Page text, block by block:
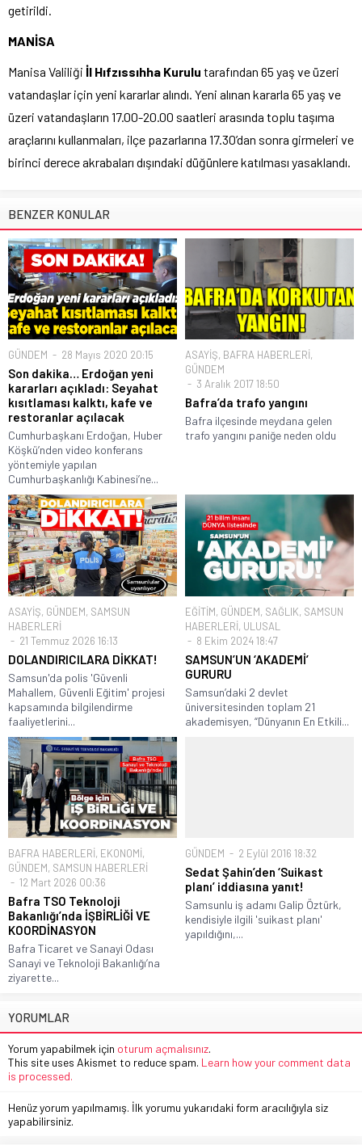
getirildi.
MANİSA
Manisa Valiliği İl Hıfzıssıhha Kurulu tarafından 65 yaş ve üzeri
vatandaşlar için yeni kararlar alındı. Yeni alınan kararla 65 yaş ve
üzeri vatandaşların 17.00-20.00 saatleri arasında toplu taşıma
araçlarını kullanmaları, ilçe pazarlarına 17.30’dan sonra girmeleri ve
birinci derece akrabaları dışındaki düğünlere katılması yasaklandı.
BENZER KONULAR
GÜNDEM 28 Mayıs 2020 20:15
Son dakika… Erdoğan yeni
kararları açıkladı: Seyahat
kısıtlaması kalktı, kafe ve
restoranlar açılacak
Cumhurbaşkanı Erdoğan, Huber
Köşkü’nden video konferans
yöntemiyle yapılan
Cumhurbaşkanlığı Kabinesi’ne...
ASAYİŞ, BAFRA HABERLERİ,
GÜNDEM
3 Aralık 2017 18:50
Bafra’da trafo yangını
Bafra ilçesinde meydana gelen
trafo yangını paniğe neden oldu
ASAYİŞ, GÜNDEM, SAMSUN
HABERLERİ
21 Temmuz 2026 16:13
DOLANDIRICILARA DİKKAT!
Samsun'da polis 'Güvenli
Mahallem, Güvenli Eğitim' projesi
kapsamında bilgilendirme
faaliyetlerini...
EĞİTİM, GÜNDEM, SAĞLIK, SAMSUN
HABERLERİ, ULUSAL
8 Ekim 2024 18:47
SAMSUN’UN ‘AKADEMİ’
GURURU
Samsun’daki 2 devlet
üniversitesinden toplam 21
akademisyen, “Dünyanın En Etkili...
BAFRA HABERLERİ, EKONOMİ,
GÜNDEM, SAMSUN HABERLERİ
12 Mart 2026 00:36
Bafra TSO Teknoloji
Bakanlığı’nda İŞBİRLİĞİ VE
KOORDİNASYON
Bafra Ticaret ve Sanayi Odası
Sanayi ve Teknoloji Bakanlığı’na
ziyarette...
GÜNDEM 2 Eylül 2016 18:32
Sedat Şahin’den ‘Suikast
planı’ iddiasına yanıt!
Samsunlu iş adamı Galip Öztürk,
kendisiyle ilgili 'suikast planı'
yapıldığını,...
YORUMLAR
Yorum yapabilmek için oturum açmalısınız.
This site uses Akismet to reduce spam. Learn how your comment data
is processed.
Henüz yorum yapılmamış. İlk yorumu yukarıdaki form aracılığıyla siz
yapabilirsiniz.